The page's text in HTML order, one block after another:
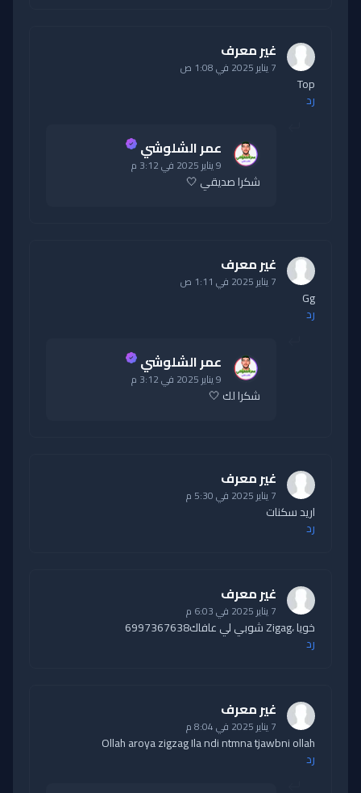
غير معرف
7 يناير 2025 في 1:08 ص
Top
رد
عمر الشلوشي
9 يناير 2025 في 3:12 م
شكرا صديقي 🤍
غير معرف
7 يناير 2025 في 1:11 ص
Gg
رد
عمر الشلوشي
9 يناير 2025 في 3:12 م
شكرا لك 🤍
غير معرف
7 يناير 2025 في 5:30 م
اريد سكنات
رد
غير معرف
7 يناير 2025 في 6:03 م
خويا ،Zigag شوبي لي عافاك6997367638
رد
غير معرف
7 يناير 2025 في 8:04 م
Ollah aroya zigzag Ila ndi ntmna tjawbni ollah
رد